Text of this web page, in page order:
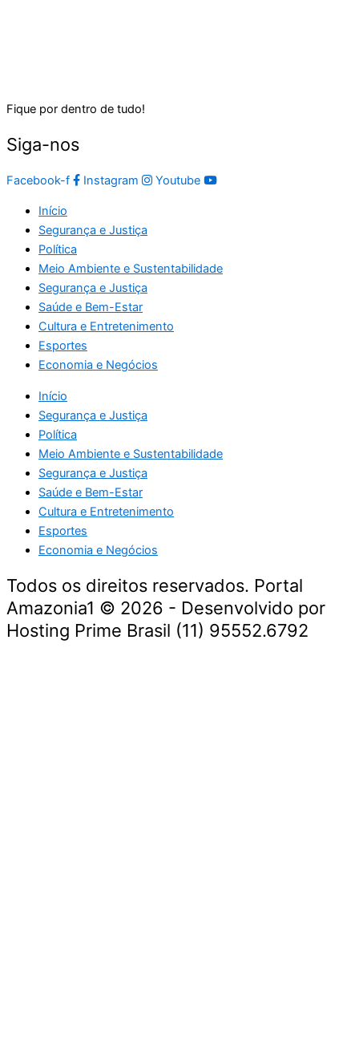
Fique por dentro de tudo!
Siga-nos
Facebook-f Instagram Youtube
Início
Segurança e Justiça
Política
Meio Ambiente e Sustentabilidade
Segurança e Justiça
Saúde e Bem-Estar
Cultura e Entretenimento
Esportes
Economia e Negócios
Início
Segurança e Justiça
Política
Meio Ambiente e Sustentabilidade
Segurança e Justiça
Saúde e Bem-Estar
Cultura e Entretenimento
Esportes
Economia e Negócios
Todos os direitos reservados. Portal
Amazonia1 © 2026 - Desenvolvido por
Hosting Prime Brasil (11) 95552.6792